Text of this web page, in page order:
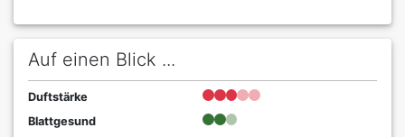
Auf einen Blick ...
Duftstärke
Blattgesund